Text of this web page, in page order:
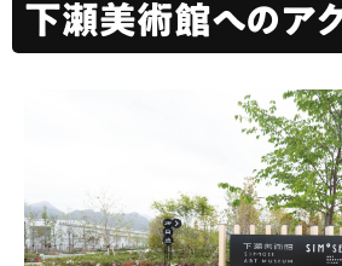
下瀬美術館へのア